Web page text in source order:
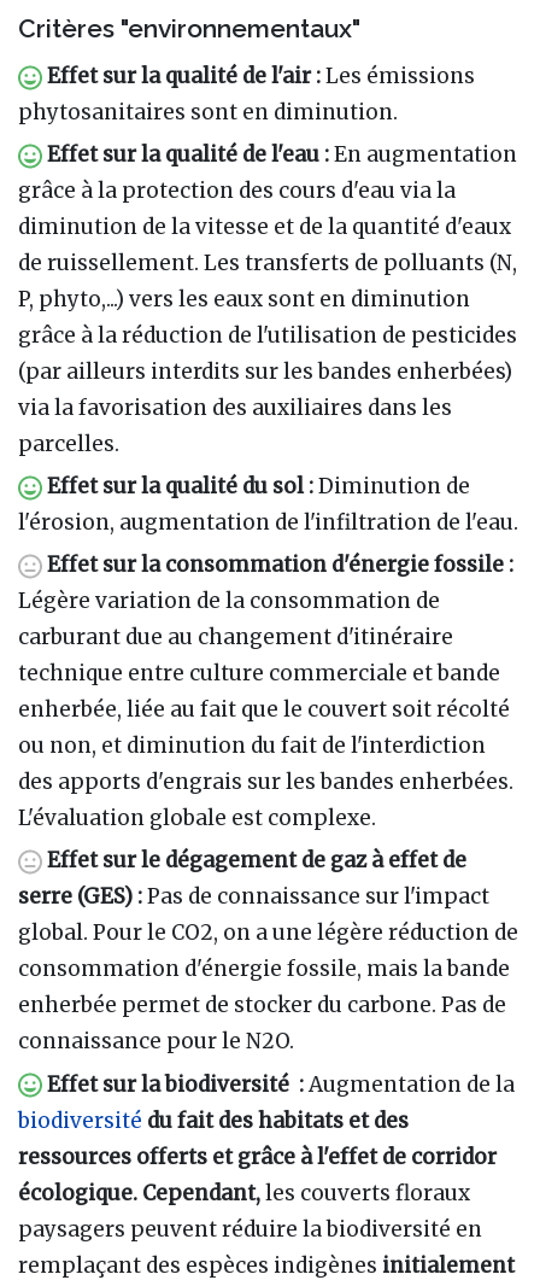
Critères "environnementaux"
Effet sur la qualité de l'air :Les émissions
phytosanitaires sont en diminution.
Effet sur la qualité de l'eau :En augmentation
grâce à la protection des cours d'eau via la
diminution de la vitesse et de la quantité d'eaux
de ruissellement. Les transferts de polluants (N,
P, phyto,...) vers les eaux sont en diminution
grâce à la réduction de l'utilisation de pesticides
(par ailleurs interdits sur les bandes enherbées)
via la favorisation des auxiliaires dans les
parcelles.
Effet sur la qualité du sol :Diminution de
l'érosion, augmentation de l'infiltration de l'eau.
Effet sur la consommation d'énergie fossile :
Légère variation de la consommation de
carburant due au changement d'itinéraire
technique entre culture commerciale et bande
enherbée, liée au fait que le couvert soit récolté
ou non, et diminution du fait de l'interdiction
des apports d'engrais sur les bandes enherbées.
L'évaluation globale est complexe.
Effet sur le dégagement de gaz à effet de
serre (GES) :Pas de connaissance sur l'impact
global. Pour le CO2, on a une légère réduction de
consommation d'énergie fossile, mais la bande
enherbée permet de stocker du carbone. Pas de
connaissance pour le N2O.
Effet sur la biodiversité :Augmentation de la
biodiversité du fait des habitats et des
ressources offerts et grâce à l'effet de corridor
écologique. Cependant,les couverts floraux
paysagers peuvent réduire la biodiversité en
remplaçant des espèces indigènes initialement